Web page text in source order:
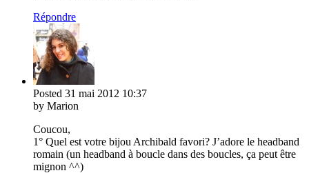
Répondre
Posted 31 mai 2012 10:37
by Marion
Coucou,
1° Quel est votre bijou Archibald favori? J’adore le headband
romain (un headband à boucle dans des boucles, ça peut être
mignon ^^)